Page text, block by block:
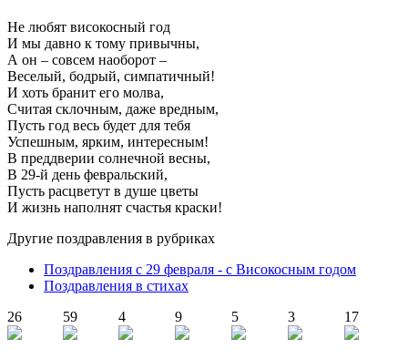
Не любят високосный год
И мы давно к тому привычны,
А он – совсем наоборот –
Веселый, бодрый, симпатичный!
И хоть бранит его молва,
Считая склочным, даже вредным,
Пусть год весь будет для тебя
Успешным, ярким, интересным!
В преддверии солнечной весны,
В 29-й день февральский,
Пусть расцветут в душе цветы
И жизнь наполнят счастья краски!
Другие поздравления в рубриках
Поздравления с 29 февраля - с Високосным годом
Поздравления в стихах
26
59 4 9 5 3 17